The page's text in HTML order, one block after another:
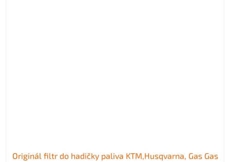
Originál filtr do hadičky paliva KTM,Husqvarna, Gas Gas